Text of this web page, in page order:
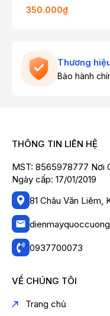
350.000₫
Thương
Bảo hành
THÔNG TIN LIÊN HỆ
MST: 8565978777 Nơi
Ngày cấp: 17/01/2019
81 Châu Văn Liêm,
0937700073
VỀ CHÚNG TÔI
Trang chủ